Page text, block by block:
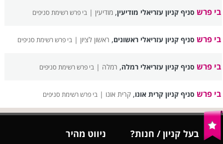
בי פרש סניף קניון עזריאלי מודיעין,מודיעין |בי פרש רשימת סניפים
בי פרש סניף קניון עזריאלי ראשונים, ראשון לציון |בי פרש רשימת סניפים
בי פרש סניף קניון עזריאלי רמלה, רמלה |בי פרש רשימת סניפים
בי פרש סניף קניון קרית אונו,קרית אונו |בי פרש רשימת סניפים
בעל קניון / חנות?
ניווט מהיר